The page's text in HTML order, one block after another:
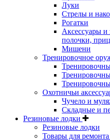
Луки
Стрелы и
Рогатки
Аксессуары и
полочки,
Мишени
Тренировочное
Охотничьи
Чучело и
Складные и
Резиновые лодки
Резиновые лодки
Товары для